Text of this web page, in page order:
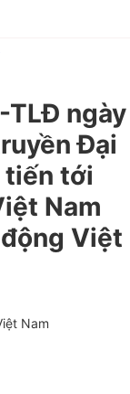
TLĐ ngày
Đại
tiến tới
Nam
Việt
Nam